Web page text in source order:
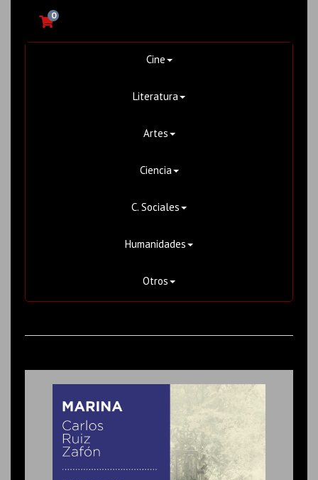
0
Cine
Literatura
Artes
Ciencia
C. Sociales
Humanidades
Otros